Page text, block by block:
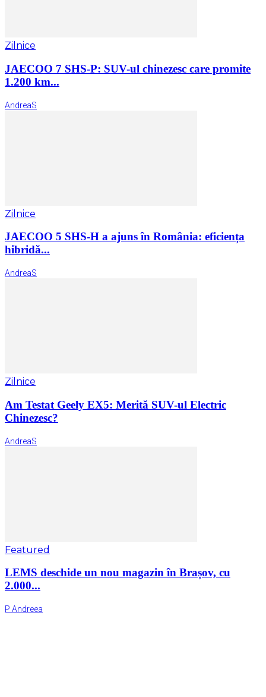
Zilnice
JAECOO 7 SHS-P: SUV-ul chinezesc care promite
1.200 km...
AndreaS
Zilnice
JAECOO 5 SHS-H a ajuns în România: eficiența
hibridă...
AndreaS
Zilnice
Am Testat Geely EX5: Merită SUV-ul Electric
Chinezesc?
AndreaS
Featured
LEMS deschide un nou magazin în Brașov, cu
2.000...
P Andreea